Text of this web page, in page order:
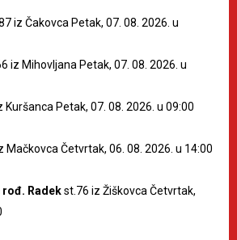
iz Čakovca Petak, 07. 08. 2026. u
iz Mihovljana Petak, 07. 08. 2026. u
Kuršanca Petak, 07. 08. 2026. u 09:00
Mačkovca Četvrtak, 06. 08. 2026. u 14:00
rođ. Radekst.76 iz Žiškovca Četvrtak,